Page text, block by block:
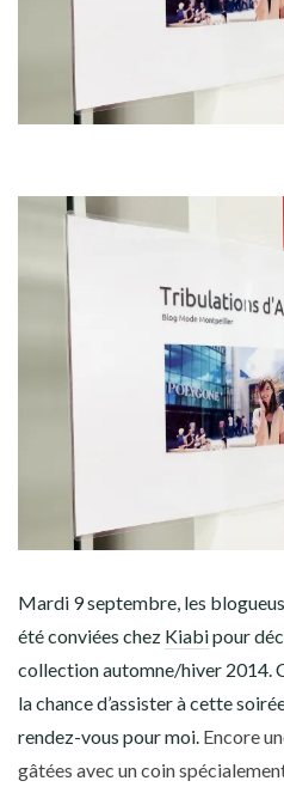
Mardi 9 septembre, les
été conviées chez Kiabipour
collection automne/hiver 2014.
la chance d’assister à cette
rendez-vous pour moi. Encore
gâtées avec un coin